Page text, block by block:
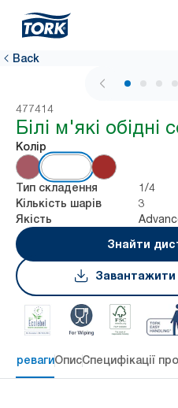
Back
1 / 6
477414
Білі м'які обідні
Колір
Тип складення 1/4
Кількість шарів 3
Якість
Знайти
перевагиОписСпецифікації